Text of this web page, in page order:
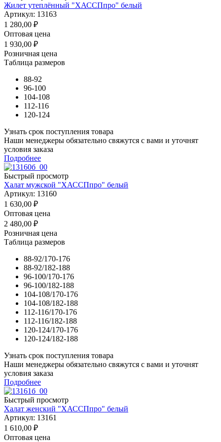
Жилет утеплённый "ХАССПпро" белый
Артикул: 13163
1 280,00 ₽
Оптовая цена
1 930,00 ₽
Розничная цена
Таблица размеров
88-92
96-100
104-108
112-116
120-124
Узнать срок поступления товара
Наши менеджеры обязательно свяжутся с вами и уточнят
условия заказа
Подробнее
Быстрый просмотр
Халат мужской "ХАССПпро" белый
Артикул: 13160
1 630,00 ₽
Оптовая цена
2 480,00 ₽
Розничная цена
Таблица размеров
88-92/170-176
88-92/182-188
96-100/170-176
96-100/182-188
104-108/170-176
104-108/182-188
112-116/170-176
112-116/182-188
120-124/170-176
120-124/182-188
Узнать срок поступления товара
Наши менеджеры обязательно свяжутся с вами и уточнят
условия заказа
Подробнее
Быстрый просмотр
Халат женский "ХАССПпро" белый
Артикул: 13161
1 610,00 ₽
Оптовая цена